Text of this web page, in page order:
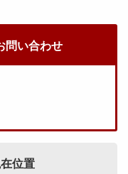
問い合わせ
位置